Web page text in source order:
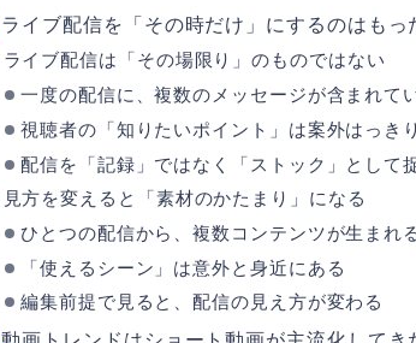
ライブ配信を「その時だけ」にするのはもっ
ライブ配信は「その場限り」のものではない
一度の配信に、複数のメッセージが含まれて
視聴者の「知りたいポイント」は案外はっき
配信を「記録」ではなく「ストック」として
見方を変えると「素材のかたまり」になる
ひとつの配信から、複数コンテンツが生まれ
「使えるシーン」は意外と身近にある
編集前提で見ると、配信の見え方が変わる